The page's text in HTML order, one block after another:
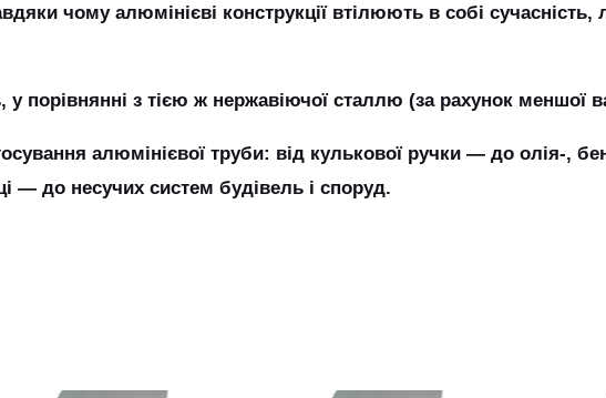
чому алюмінієві конструкції втілюють в собі сучасність,
у порівнянні з тією ж нержавіючої сталлю (за рахунок меншої
алюмінієвої труби: від кулькової ручки ― до олія-,
― до несучих систем будівель і споруд.